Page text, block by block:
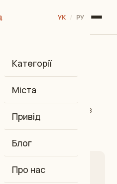
УК / РУ
Категорії
Міста
Привід
Блог
Про нас
розважальний центр із
на Сихові. Чудове
та дитячих свят.
9.4